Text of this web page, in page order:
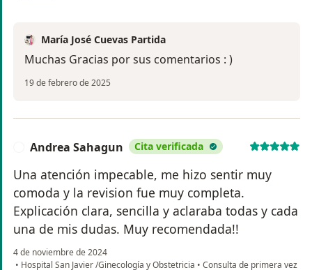
María José Cuevas Partida
Muchas Gracias por sus comentarios : )
19 de febrero de 2025
Andrea Sahagun Cita verificada
Una atención impecable, me hizo sentir muy
comoda y la revision fue muy completa.
Explicación clara, sencilla y aclaraba todas y cada
una de mis dudas. Muy recomendada!!
4 de noviembre de 2024
• Hospital San Javier /Ginecología y Obstetricia • Consulta de primera vez